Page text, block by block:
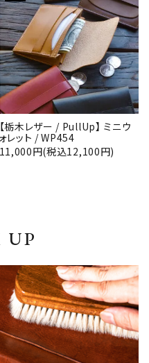
【栃木レザー / PullUp】 ミニウ
ォレット / WP454
11,000円(税込12,100円)
UP